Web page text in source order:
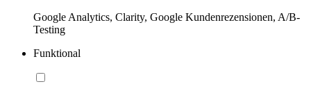
Google Analytics, Clarity, Google Kundenrezensionen, A/B-
Testing
Funktional